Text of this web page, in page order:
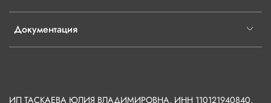
Документация
ИП ТАСКАЕВА ЮЛИЯ ВЛАДИМИРОВНА, ИНН 110121940840,